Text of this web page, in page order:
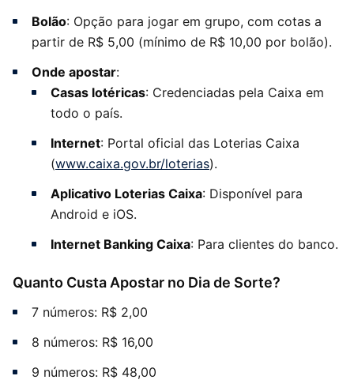
Bolão: Opção para jogar em grupo, com cotas a
partir de R$ 5,00 (mínimo de R$ 10,00 por bolão).
Onde apostar:
Casas lotéricas: Credenciadas pela Caixa em
todo o país.
Internet: Portal oficial das Loterias Caixa
(www.caixa.gov.br/loterias).
Aplicativo Loterias Caixa: Disponível para
Android e iOS.
Internet Banking Caixa: Para clientes do banco.
Quanto Custa Apostar no Dia de Sorte?
7 números: R$ 2,00
8 números: R$ 16,00
9 números: R$ 48,00